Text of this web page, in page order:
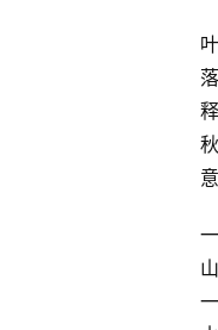
叶
落
释
秋
意
一
山
一